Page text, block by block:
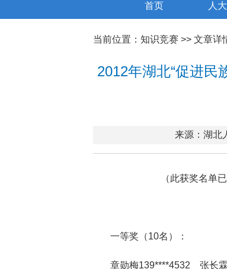
首页 人
当前位置： 知识竞赛 >> 文章详
2012年湖北“促进民
来源：湖北
（此获奖名单
一等奖（10名）：
章勋梅139****4532 张长